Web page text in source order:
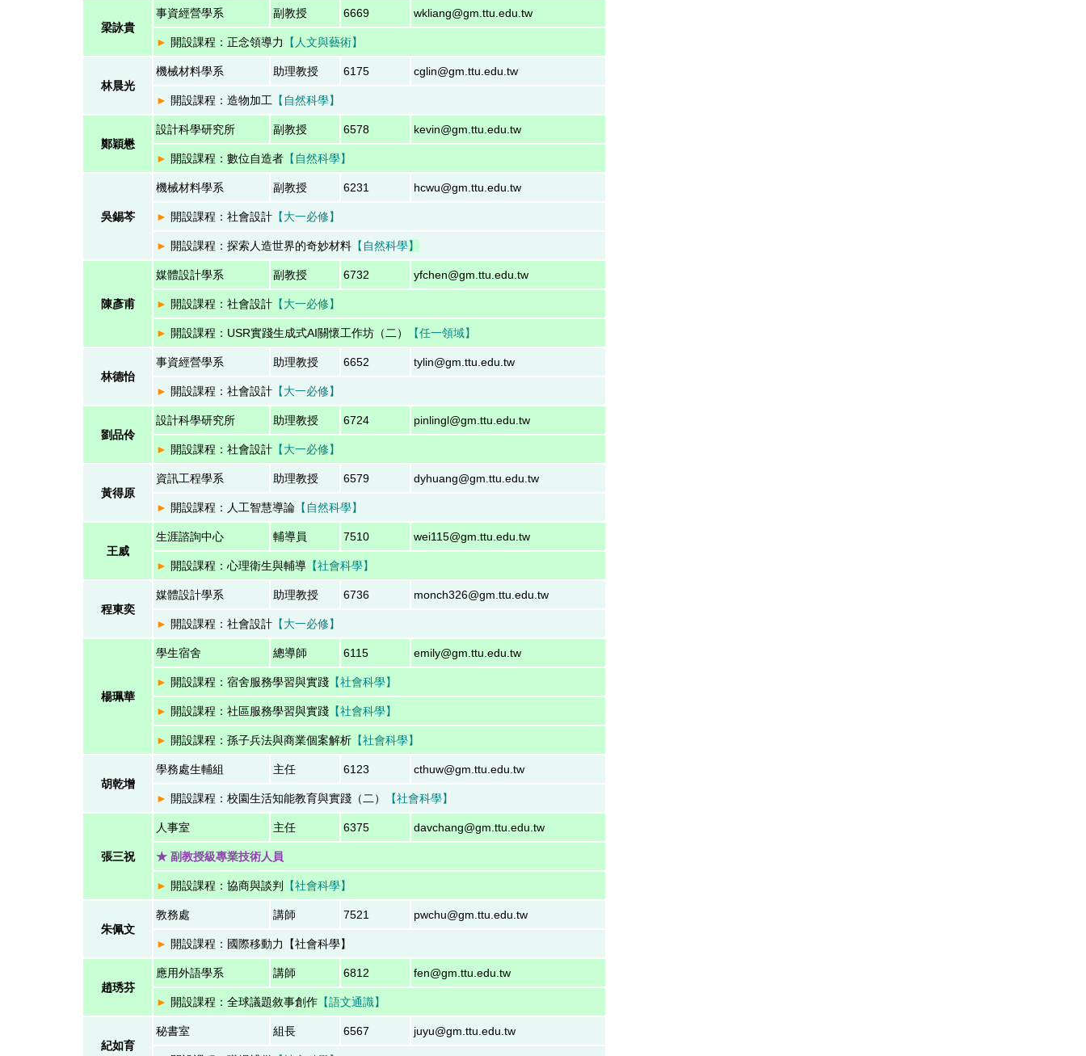
梁詠貴
事資經營學系 副教授 6669 wkliang@gm.ttu.edu.tw
► 開設課程：正念領導力 【 人文與藝術】
林晨光
機械材料學系 助理教授 6175 cglin@gm.ttu.edu.tw
► 開設課程：造物加工 【自然科學】
鄭穎懋
設計科學研究所 副教授 6578 kevin@gm.ttu.edu.tw
► 開設課程： 數位自造者 【自然科學】
吳錫芩
機械材料學系 副教授 6231 hcwu@gm.ttu.edu.tw
► 開設課程： 社會設計 【大一必修】
► 開設課程： 探索人造世界的奇妙材料 【自然科學】
陳彥甫
媒體設計學系 副教授 6732 yfchen@gm.ttu.edu.tw
► 開設課程：社會設計 【大一必修】
► 開設課程：USR實踐生成式AI關懷工作坊（二） 【任一領域】
林德怡
事資經營學系 助理教授 6652 tylin@gm.ttu.edu.tw
► 開設課程： 社會設計 【大一必修】
劉品伶
設計科學研究所 助理教授 6724 pinlingl@gm.ttu.edu.tw
► 開設課程：社會設計 【大一必修】
黃得原
資訊工程學系 助理教授 6579 dyhuang@gm.ttu.edu.tw
► 開設課程：人工智慧導論 【 自然科學】
王威
生涯諮詢中心 輔導員 7510 wei115@gm.ttu.edu.tw
► 開設課程：心理衛生與輔導 【社會科學】
程東奕
媒體設計學系 助理教授 6736 monch326@gm.ttu.edu.tw
► 開設課程： 社會設計 【大一必修】
楊珮華
學生宿舍 總導師 6115 emily@gm.ttu.edu.tw
► 開設課程：宿舍服務學習與實踐 【社會科學】
► 開設課程：社區服務學習與實踐 【社會科學】
► 開設課程：孫子兵法與商業個案解析 【社會科學】
胡乾增
學務處生輔組 主任 6123 cthuw@gm.ttu.edu.tw
► 開設課程：校園生活知能教育與實踐（二） 【社會科學】
張三祝
人事室 主任 6375 davchang@gm.ttu.edu.tw
★ 副教授級專業技術人員
► 開設課程：協商與談判 【社會科學】
朱佩文
教務處 講師 7521 pwchu@gm.ttu.edu.tw
► 開設課程：國際移動力【社會科學】
趙琇芬
應用外語學系 講師 6812 fen@gm.ttu.edu.tw
► 開設課程：全球議題敘事創作 【語文通識】
紀如育
秘書室 組長 6567 juyu@gm.ttu.edu.tw